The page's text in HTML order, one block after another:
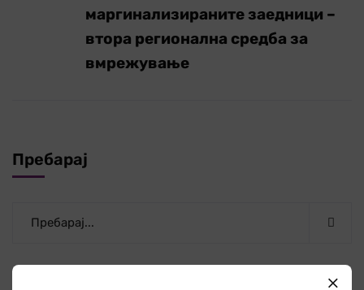
маргинализираните заедници –
втора регионална средба за
вмрежување
Пребарај